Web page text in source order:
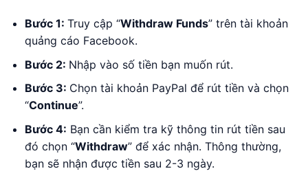
Bước 1: Truy cập “Withdraw Funds” trên tài khoản
quảng cáo Facebook.
Bước 2: Nhập vào số tiền bạn muốn rút.
Bước 3: Chọn tài khoản PayPal để rút tiền và chọn
“Continue”.
Bước 4: Bạn cần kiểm tra kỹ thông tin rút tiền sau
đó chọn “Withdraw” để xác nhận. Thông thường,
bạn sẽ nhận được tiền sau 2-3 ngày.